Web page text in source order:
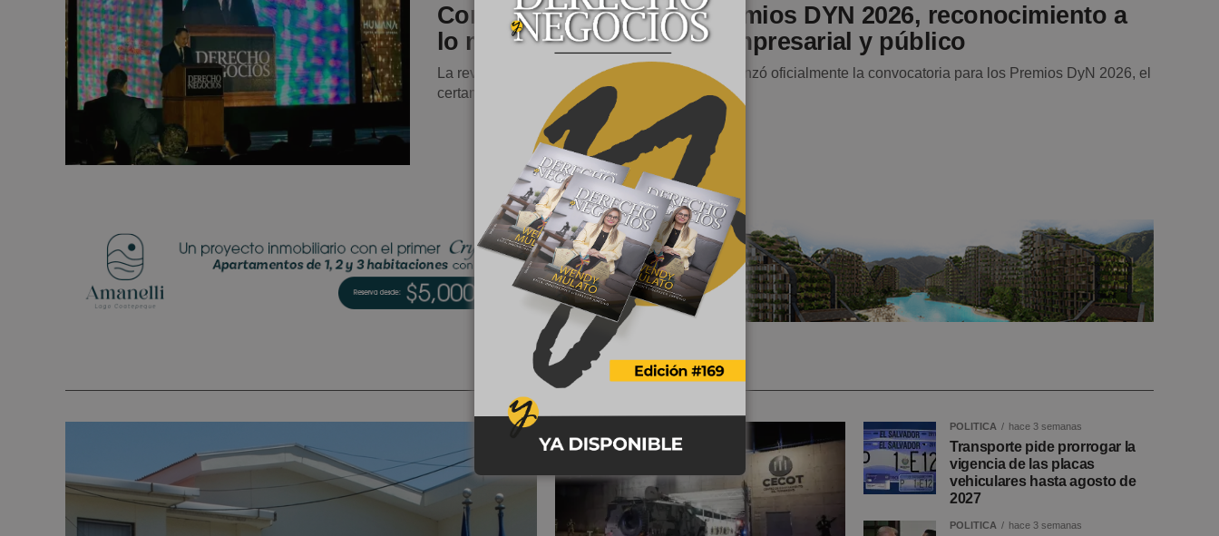
Convocatoria abierta a Premios DYN 2026, reconocimiento a
lo mejor del rubro legal, empresarial y público
La revista especializada Derecho y Negocios lanzó oficialmente la convocatoria para los Premios DyN 2026, el
certamen anual que evalúa...
POLÍTICA
POLITICA hace 3 semanas
Transporte pide prorrogar la
vigencia de las placas
vehiculares hasta agosto de
2027
POLITICA hace 3 semanas